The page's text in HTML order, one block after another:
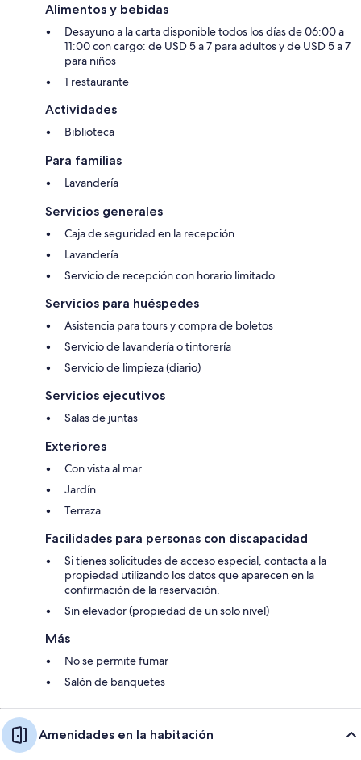
Alimentos y bebidas
Desayuno a la carta disponible todos los días de 06:00 a
11:00 con cargo: de USD 5 a 7 para adultos y de USD 5 a 7
para niños
1 restaurante
Actividades
Biblioteca
Para familias
Lavandería
Servicios generales
Caja de seguridad en la recepción
Lavandería
Servicio de recepción con horario limitado
Servicios para huéspedes
Asistencia para tours y compra de boletos
Servicio de lavandería o tintorería
Servicio de limpieza (diario)
Servicios ejecutivos
Salas de juntas
Exteriores
Con vista al mar
Jardín
Terraza
Facilidades para personas con discapacidad
Si tienes solicitudes de acceso especial, contacta a la
propiedad utilizando los datos que aparecen en la
confirmación de la reservación.
Sin elevador (propiedad de un solo nivel)
Más
No se permite fumar
Salón de banquetes
Amenidades en la habitación